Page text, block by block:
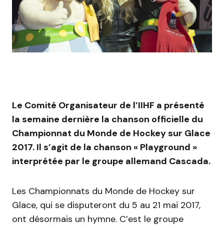
Le Comité Organisateur de l’IIHF a présenté
la semaine dernière la chanson officielle du
Championnat du Monde de Hockey sur Glace
2017. Il s’agit de la chanson « Playground »
interprétée par le groupe allemand Cascada.
Les Championnats du Monde de Hockey sur
Glace, qui se disputeront du 5 au 21 mai 2017,
ont désormais un hymne. C’est le groupe